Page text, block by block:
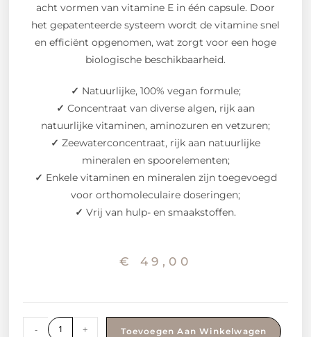
acht vormen van vitamine E in één capsule. Door
het gepatenteerde systeem wordt de vitamine snel
en efficiënt opgenomen, wat zorgt voor een hoge
biologische beschikbaarheid.
✓ Natuurlijke, 100% vegan formule;
✓ Concentraat van diverse algen, rijk aan
natuurlijke vitaminen, aminozuren en vetzuren;
✓ Zeewaterconcentraat, rijk aan natuurlijke
mineralen en spoorelementen;
✓ Enkele vitaminen en mineralen zijn toegevoegd
voor orthomoleculaire doseringen;
✓ Vrij van hulp- en smaakstoffen.
€ 49,00
- + Toevoegen Aan Winkelwagen